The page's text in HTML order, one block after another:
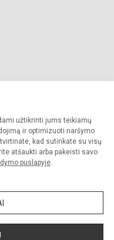
užtikrinti jums teikiamų
ir optimizuoti naršymo
kad sutinkate su visų
atšaukti arba pakeisti savo
puslapyje.
Visos teisės saugomos.
griežtai draudžiama.
valdymas